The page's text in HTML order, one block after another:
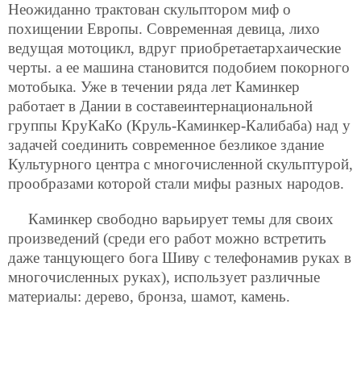
Неожиданно трактован скульптором миф о
похищении Европы. Современная девица, лихо
ведущая мотоцикл, вдруг приобретаетархаические
черты. а ее машина становится подобием покорного
мотобыка. Уже в течении ряда лет Каминкер
работает в Дании в составеинтернациональной
группы КруКаКо (Круль-Каминкер-Калибаба) над у
задачей соединить современное безликое здание
Культурного центра с многочисленной скульптурой,
прообразами которой стали мифы разных народов.
Каминкер свободно варьирует темы для своих
произведений (среди его работ можно встретить
даже танцующего бога Шиву с телефонамив руках в
многочисленных руках), использует различные
материалы: дерево, бронза, шамот, камень.